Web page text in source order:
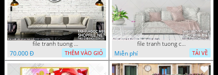
file tranh tuong quan cao 11032023 thien
70.000 Đ
THÊM VÀO GIỎ
file tranh tuong ca phe tra sua 20032023 hanh
Miễn phí
TẢI VỀ